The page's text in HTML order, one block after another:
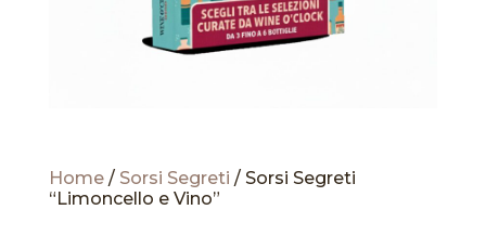
Home/ Sorsi Segreti / Sorsi Segreti
“Limoncello e Vino”